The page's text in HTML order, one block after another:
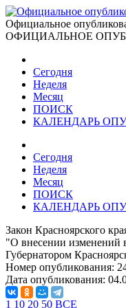
Официальное
ОФИЦИАЛЬНОЕ
Сегодня
Неделя
Месяц
ПОИСК
КАЛЕНДАРЬ
Сегодня
Неделя
Месяц
ПОИСК
КАЛЕНДАРЬ
Закон Красноярского
"О внесении изменений
Губернатором
Номер опубликования:
Дата опубликования:
1 10 20 50 ВСЕ